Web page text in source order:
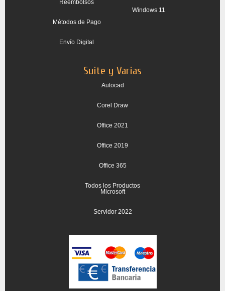
Reembolsos
Métodos de Pago
Envío Digital
Windows 11
Suite y Varias
Autocad
Corel Draw
Office 2021
Office 2019
Office 365
Todos los Productos
Microsoft
Servidor 2022